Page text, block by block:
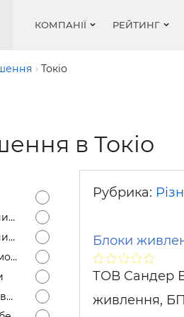
КОМПАНІЇ РЕЙТИНГ
Медіа
Вікна і
Сипучі
цемент
Токіо
в Токіо
Робота в будівництві — Вакансії
Робота в будівництві — Резюме
Будівельні і ремонтні послуги
Тендери — будівельні
Рубрика:
Блоки
ТОВ Сандер
живлення,